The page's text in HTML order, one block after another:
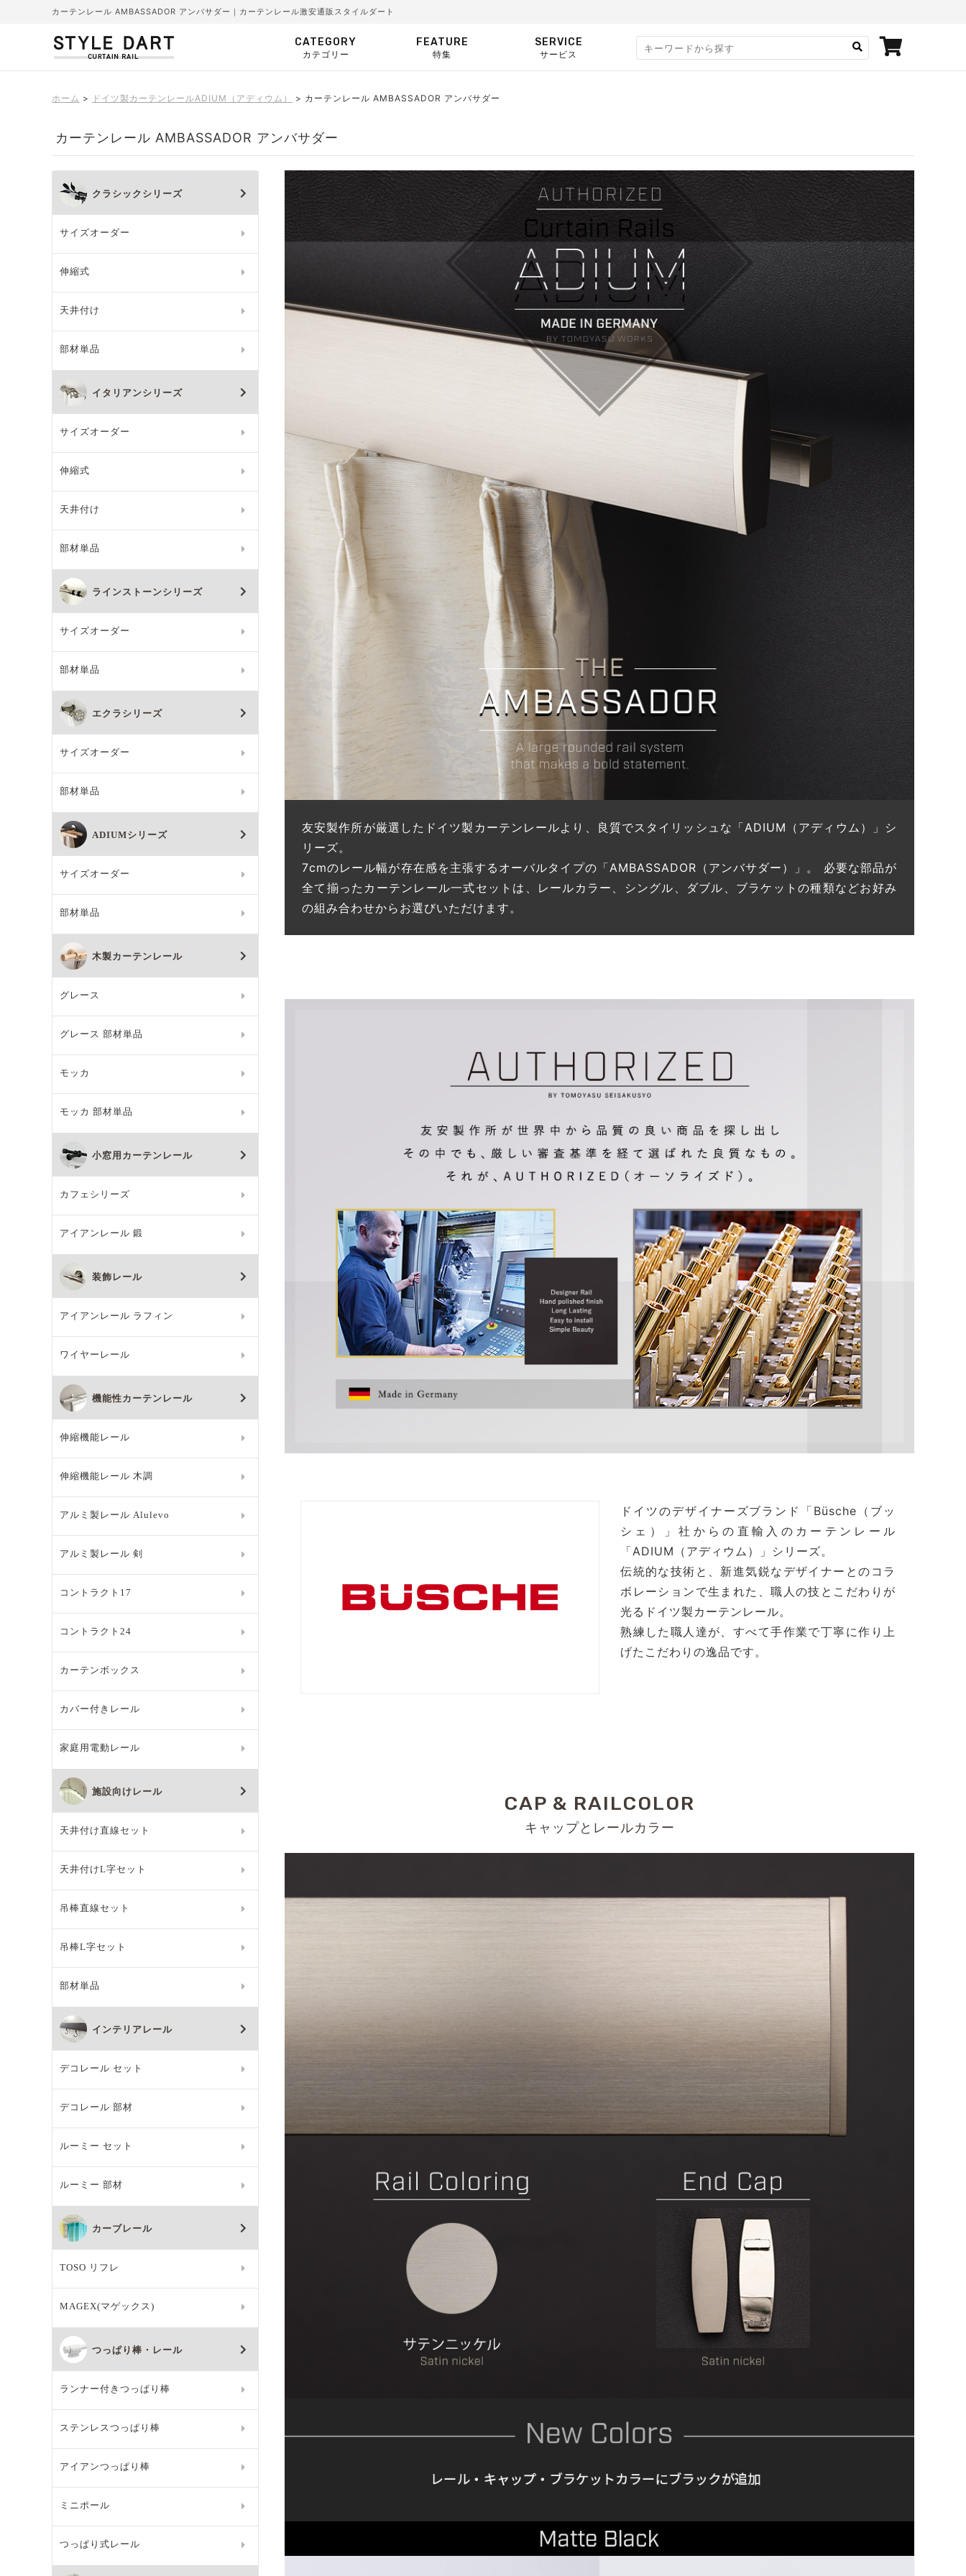
カーテンレール AMBASSADOR アンバサダー｜カーテンレール激安通販スタイルダート
CATEGORY
カテゴリー
FEATURE
特集
SERVICE
サービス
ホーム ドイツ製カーテンレールADIUM（アディウム） カーテンレール AMBASSADOR アンバサダー
カーテンレール AMBASSADOR アンバサダー
友安製作所が厳選したドイツ製カーテンレールより、良質でスタイリッシュな「ADIUM（アディウム）」シ
リーズ。
7cmのレール幅が存在感を主張するオーバルタイプの「AMBASSADOR（アンバサダー）」。 必要な部品が
全て揃ったカーテンレール一式セットは、レールカラー、シングル、ダブル、ブラケットの種類などお好み
の組み合わせからお選びいただけます。
ドイツのデザイナーズブランド「Büsche（ブッ
シェ）」社からの直輸入のカーテンレール
「ADIUM（アディウム）」シリーズ。
伝統的な技術と、新進気鋭なデザイナーとのコラ
ボレーションで生まれた、職人の技とこだわりが
光るドイツ製カーテンレール。
熟練した職人達が、すべて手作業で丁寧に作り上
げたこだわりの逸品です。
CAP & RAILCOLOR
キャップとレールカラー
クラシックシリーズ
サイズオーダー
伸縮式
天井付け
部材単品
イタリアンシリーズ
サイズオーダー
伸縮式
天井付け
部材単品
ラインストーンシリーズ
サイズオーダー
部材単品
エクラシリーズ
サイズオーダー
部材単品
ADIUMシリーズ
サイズオーダー
部材単品
木製カーテンレール
グレース
グレース 部材単品
モッカ
モッカ 部材単品
小窓用カーテンレール
カフェシリーズ
アイアンレール 鍛
装飾レール
アイアンレール ラフィン
ワイヤーレール
機能性カーテンレール
伸縮機能レール
伸縮機能レール 木調
アルミ製レール Alulevo
アルミ製レール 剣
コントラクト17
コントラクト24
カーテンボックス
カバー付きレール
家庭用電動レール
施設向けレール
天井付け直線セット
天井付けL字セット
吊棒直線セット
吊棒L字セット
部材単品
インテリアレール
デコレール セット
デコレール 部材
ルーミー セット
ルーミー 部材
カーブレール
TOSO リフレ
MAGEX(マゲックス)
つっぱり棒・レール
ランナー付きつっぱり棒
ステンレスつっぱり棒
アイアンつっぱり棒
ミニポール
つっぱり式レール